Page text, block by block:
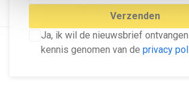
Verzenden
Ja, ik wil de nieuwsbrief
kennis genomen van de privacy
© Dé Duurzame Uitgeverij